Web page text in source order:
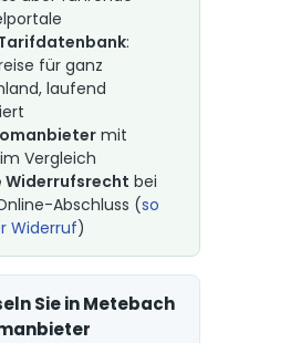
:
für ganz
laufend
mit
Vergleich
Widerrufsrecht bei
Abschluss (so
Widerruf)
Sie in Metebach